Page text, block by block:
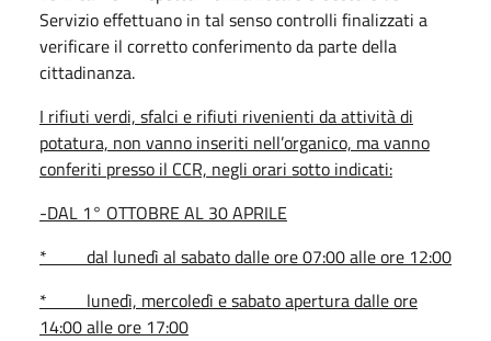
Servizio effettuano in tal senso controlli finalizzati a
verificare il corretto conferimento da parte della
cittadinanza.
I rifiuti verdi, sfalci e rifiuti rivenienti da attività di
potatura, non vanno inseriti nell’organico, ma vanno
conferiti presso il CCR, negli orari sotto indicati:
-DAL 1° OTTOBRE AL 30 APRILE
* dal lunedì al sabato dalle ore 07:00 alle ore 12:00
* lunedì, mercoledì e sabato apertura dalle ore
14:00 alle ore 17:00